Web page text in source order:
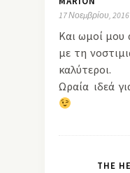
17 Νοεμβρίου,
Kαι ωμοί μου
με τη
καλύτεροι.
Ωραία ιδεά
THE